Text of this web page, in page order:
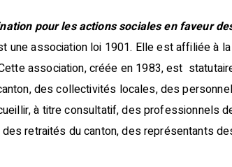
pour les actions sociales en faveur
une association loi 1901. Elle est affiliée à la
association, créée en 1983, est
des collectivités locales, des
à titre consultatif, des professionnels
retraités du canton, des représentants